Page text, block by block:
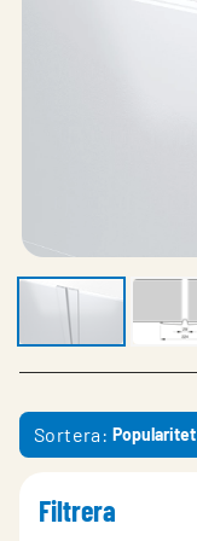
Sortera: Popularitet
Filtrera